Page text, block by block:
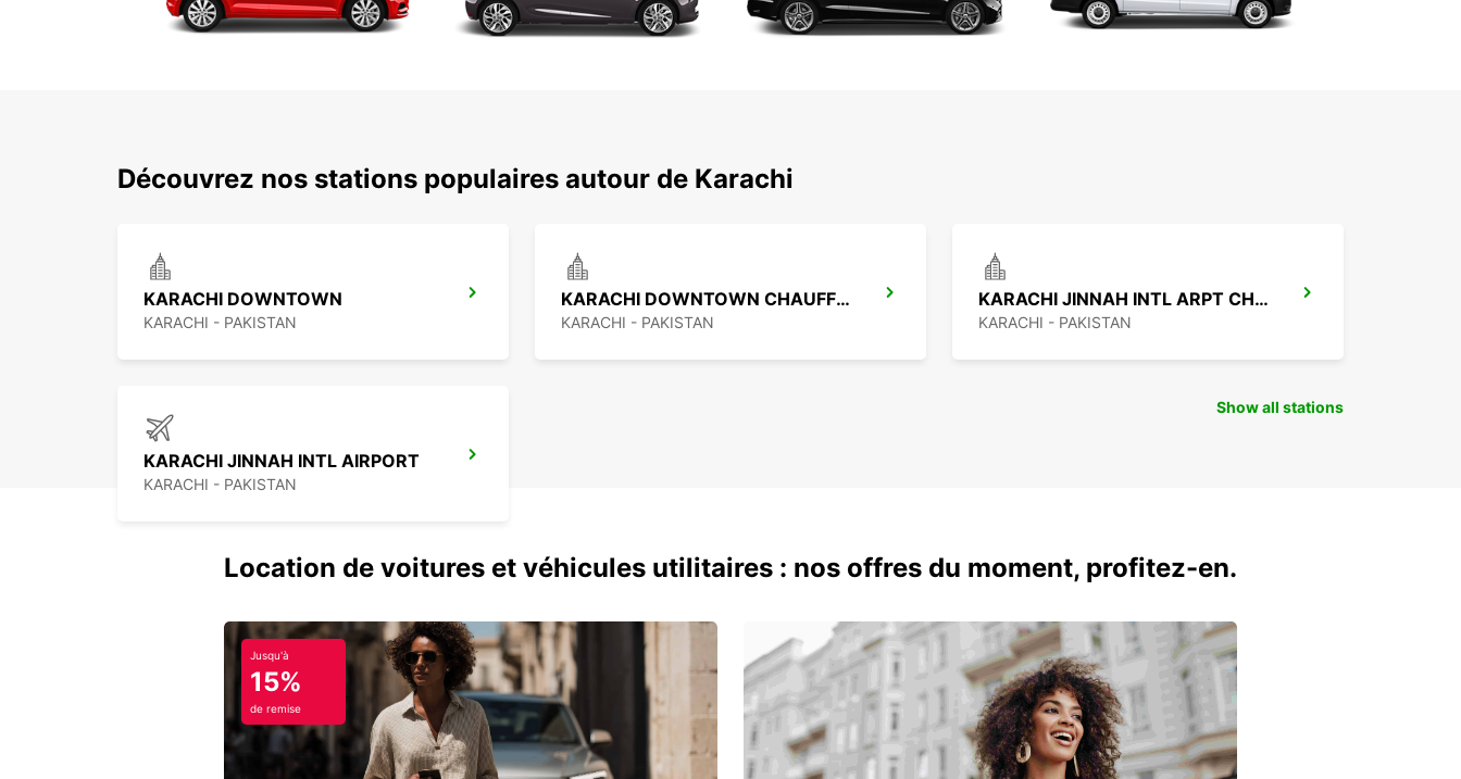
Découvrez nos stations populaires autour de Karachi
KARACHI DOWNTOWN
KARACHI - PAKISTAN
KARACHI DOWNTOWN CHAUFFEUR
KARACHI - PAKISTAN
KARACHI JINNAH INTL ARPT CHAUFFEUR
KARACHI - PAKISTAN
KARACHI JINNAH INTL AIRPORT
KARACHI - PAKISTAN
Show all stations
Location de voitures et véhicules utilitaires : nos offres du moment, profitez-en.
Jusqu'à
15%
de remise